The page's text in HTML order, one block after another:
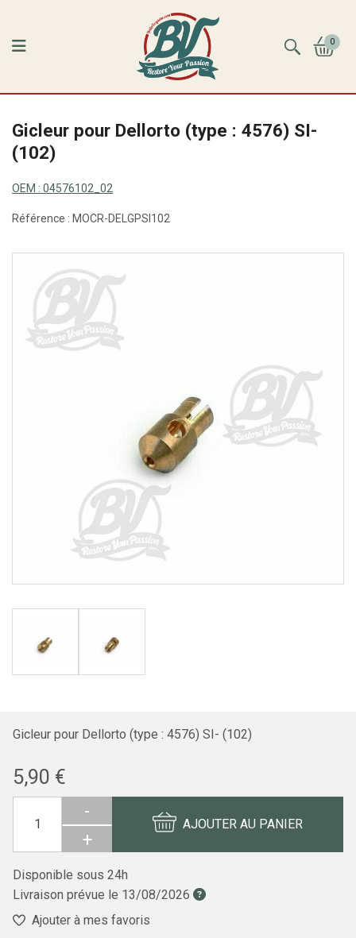
0
Gicleur pour Dellorto (type : 4576) SI-
(102)
OEM : 04576102_02
Référence : MOCR-DELGPSI102
Gicleur pour Dellorto (type : 4576) SI- (102)
5,90 €
-
+
AJOUTER AU PANIER
Disponible sous 24h
Livraison prévue le 13/08/2026
Ajouter à mes favoris